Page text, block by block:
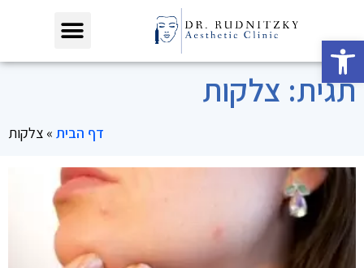
פתח סרגל נגישות
תגית: צלקות
דף הבית » צלקות